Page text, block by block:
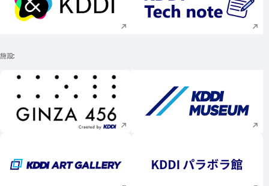
新規ウィンドウで開く 新規ウィンドウで
施設
新規ウィンドウで開く 新規ウィンドウで
新規ウィンドウで開く 新規ウィンドウで